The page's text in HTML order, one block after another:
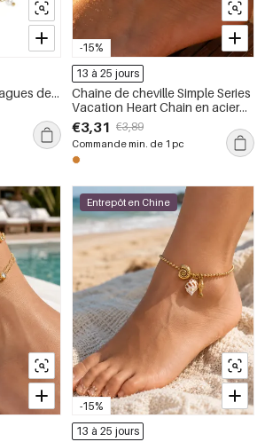
Bracelet de cheville vagues de plage - doré
-15%
13 à 25 jours
Chaîne de cheville Simple Series
Vacation Heart Chain en acier
inoxydable étanche couleur or
€3,31 €3,89
Commande min. de 1 pc
-15%
Entrepôt en Chine
13 à 25 jours